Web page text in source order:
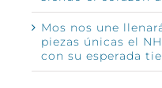
Mos nos une
piezas únicas el
con su esperada